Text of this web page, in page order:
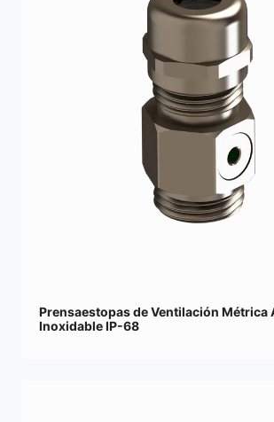
Prensaestopas de Ventilación Métrica
Inoxidable IP-68